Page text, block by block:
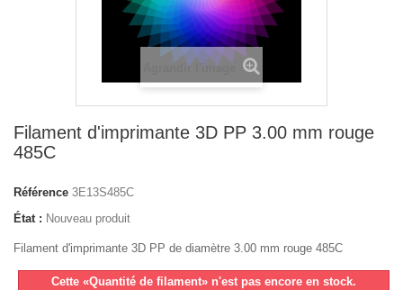
Agrandir l'image
Filament d'imprimante 3D PP 3.00 mm rouge
485C
Référence 3E13S485C
État : Nouveau produit
Filament d'imprimante 3D PP de diamètre 3.00 mm rouge 485C
Cette «Quantité de filament» n'est pas encore en stock.